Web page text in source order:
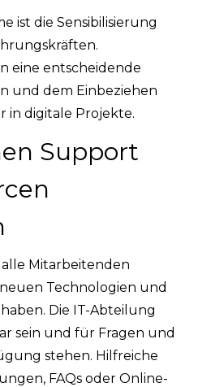
ist die Sensibilisierung
eine entscheidende
und dem Einbeziehen
in digitale Projekte.
Support
alle Mitarbeitenden
Technologien und
Die IT-Abteilung
sein und für Fragen und
stehen. Hilfreiche
FAQs oder Online-